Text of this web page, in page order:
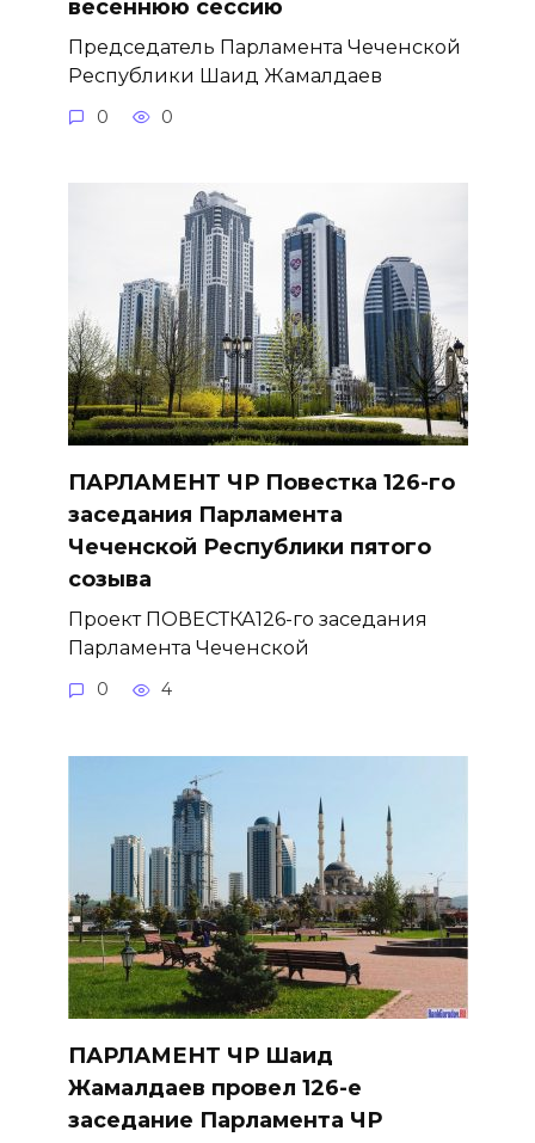
весеннюю сессию
Председатель Парламента Чеченской
Республики Шаид Жамалдаев
0 0
ПАРЛАМЕНТ ЧР Повестка 126-го
заседания Парламента
Чеченской Республики пятого
созыва
Проект ПОВЕСТКА126-го заседания
Парламента Чеченской
0 4
ПАРЛАМЕНТ ЧР Шаид
Жамалдаев провел 126-е
заседание Парламента ЧР